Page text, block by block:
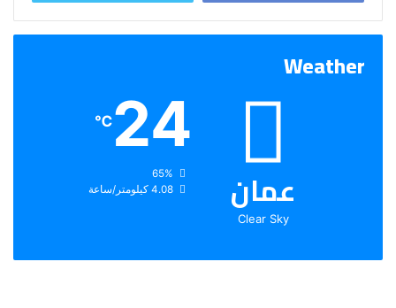
Weather
عمان
Clear Sky
24
℃
الرطوبة:
الرياح: